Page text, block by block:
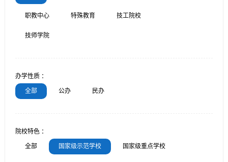
职教中心 特殊教育 技工院校
技师学院
办学性质 ：
全部 公办 民办
院校特色 ：
全部 国家级示范学校 国家级重点学校